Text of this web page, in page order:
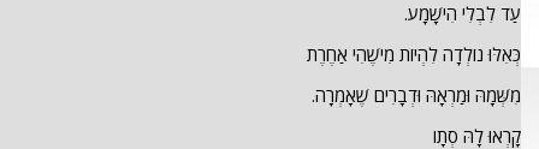
עַד לִבְלִי הִישָׁמָע.
כְּאִלּוּ נוֹלְדָה לִהְיוֹת מִישֶׁהִי אַחֶרֶת
מִשְּׁמָהּ וּמַרְאָהּ וּדְבָרִים שֶׁאָמְרָה.
קָרְאוּ לָהּ סְתָו